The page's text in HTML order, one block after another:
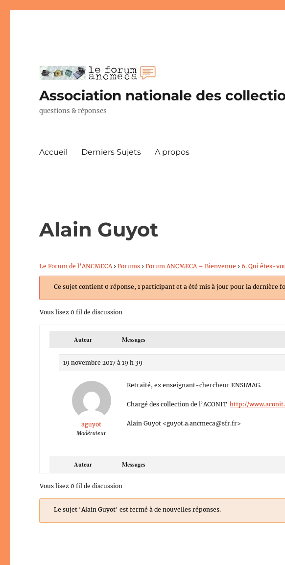
Association nationale des
questions & réponses
Accueil Derniers Sujets A propos
Alain Guyot
Le Forum de l’ANCMECA › Forums › Forum ANCMECA – Bienvenue › 6. Qui êtes-
Ce sujet contient 0 réponse, 1 participant et a été mis à jour pour la dernière
Vous lisez 0 fil de discussion
Auteur Messages
19 novembre 2017 à 19 h 39
aguyot
Modérateur
Retraité, ex enseignant-chercheur ENSIMAG.
Chargé des collection de l’ACONIThttp://
Alain Guyot <guyot.a.ancmeca@sfr.fr>
Auteur Messages
Vous lisez 0 fil de discussion
Le sujet ‘Alain Guyot’ est fermé à de nouvelles réponses.